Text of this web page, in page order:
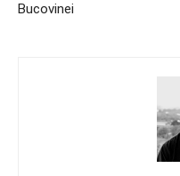
Bucovinei